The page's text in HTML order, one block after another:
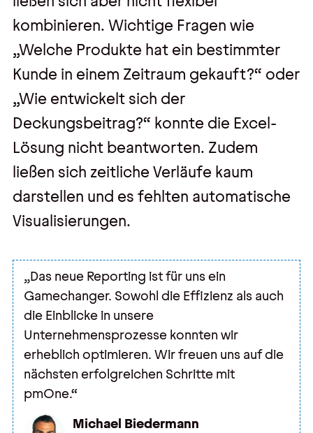
kombinieren. Wichtige Fragen wie
„Welche Produkte hat ein bestimmter
Kunde in einem Zeitraum gekauft?“ oder
„Wie entwickelt sich der
Deckungsbeitrag?“ konnte die Excel-
Lösung nicht beantworten. Zudem
ließen sich zeitliche Verläufe kaum
darstellen und es fehlten automatische
Visualisierungen.
„Das neue Reporting ist für uns ein
Gamechanger. Sowohl die Effizienz als auch
die Einblicke in unsere
Unternehmensprozesse konnten wir
erheblich optimieren. Wir freuen uns auf die
nächsten erfolgreichen Schritte mit
pmOne.“
Michael Biedermann